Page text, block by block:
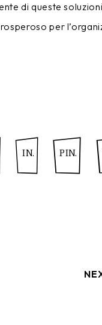
di queste
per
IN. PIN.